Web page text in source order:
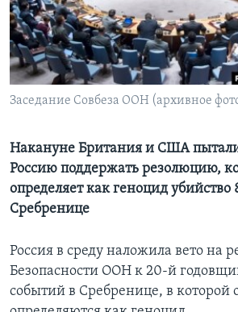
Learning English
СОЦИАЛЬНЫЕ СЕТИ
Языки
Заседание Совбеза ООН (архивное
Накануне Британия и США
Россию поддержать резолюцию,
определяет как геноцид убийство
Сребренице
Россия в среду наложила вето на
Безопасности ООН к 20-й
событий в Сребренице, в которой